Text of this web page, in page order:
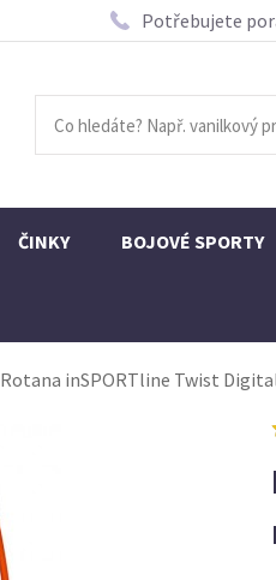
Potřebujete
ČINKY BOJOVÉ SPORTY
Rotana inSPORTline Twist